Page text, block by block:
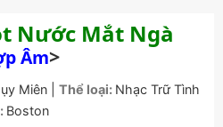
Nước Mắt Ngà
Âm>
Miên Thể loại: Nhạc Trữ Tình
Boston